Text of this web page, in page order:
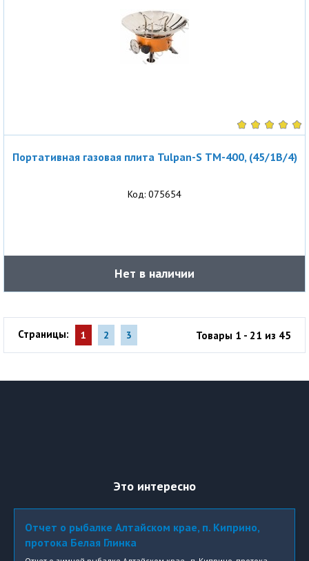
Портативная газовая плита Tulpan-S ТМ-400, (45/1B/4)
Код: 075654
Нет в наличии
Страницы: 1 2 3 Товары 1 - 21 из 45
Это интересно
Отчет о рыбалке Алтайском крае, п. Киприно,
протока Белая Глинка